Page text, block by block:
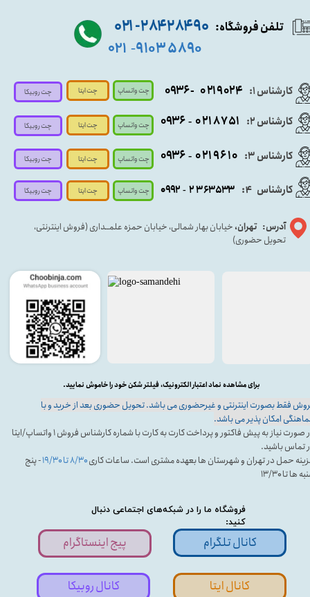
فروشگاه ما را در شبکه‌های اجتماعی دنبال
کنید:
کارشناس ۱: ۰۲۱۹۰۲۴ - ۰۹۳۶
آدرس: تهران، خیابان بهار شمالی، خیابان حمزه علمــداری (فروش اینترنتی،
تحویل حضوری)
تلفن فروشگاه: ۹۰ ۲۸۴ ۲۸۴- ۰۲۱
۵۸۹۰ ۹۱۰۳ -۰۲۱
کارشناس ۳: ۰۲۱۹۶۱۰ -۰۹۳۶
فقط بصورت اینترنتی و غیرحضوری می باشد. تحویل حضوری بعد از خرید و با
امکان پذیر می باشد.
در صورت نیاز به پیش فاکتور و پرداخت کارت به کارت با شماره کارشناس فروش ۱ واتساپ/ایتا
تماس باشید.
حمل در تهران و شهرستان ها بعهده مشتری است. ساعات کاری۸/۳۰ تا ۱۹/۳۰
- پنج
ها تا ۱۳/۳۰
برای مشاهده نماد اعتبار الکترونیک، فیلتر شکن خود را خاموش نمایید.
پیج اینستاگرام کانال تلگرام
کارشناس ۲: ۰۲۱۸۷۵۱ - ۰۹۳۶
کانال ایتا کانال روبیکا
کارشناس 4
: ۲۳۶۳۵۳۳ - ۰۹۹۲
چت واتساپ
چت واتساپ
چت واتساپ
چت واتساپ
چت ایتا
چت ایتا
چت ایتا
چت ایتا
چت روبیکا
چت روبیکا
چت روبیکا
چت روبیکا